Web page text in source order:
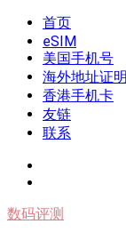
Skip
content
我是王掌柜
新闻酸菜馆|极客
首页
eSIM
美国手机号
海外地址证明
香港手机卡
友链
联系
数码评测